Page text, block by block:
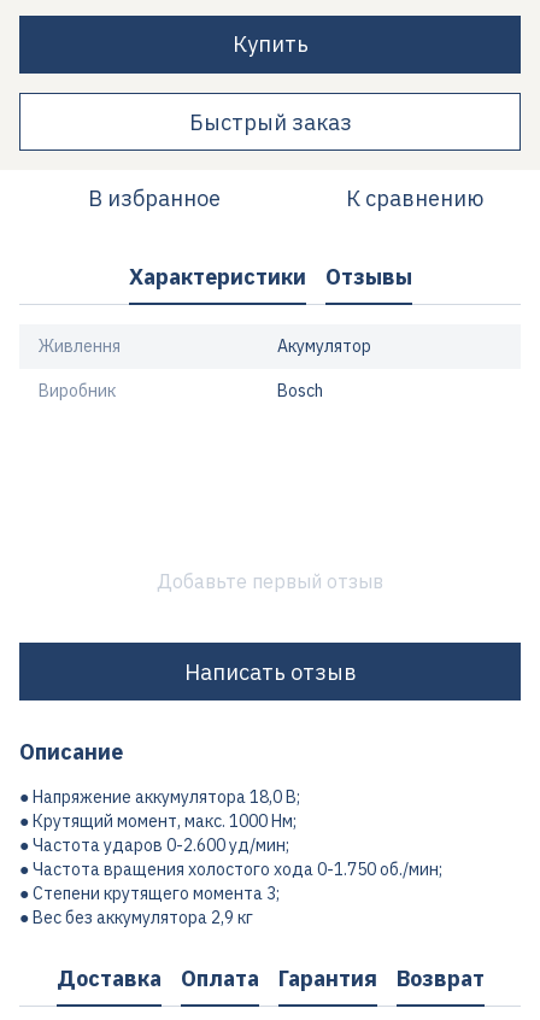
Купить
Быстрый заказ
В избранное К сравнению
Характеристики Отзывы
Живлення Акумулятор
Виробник Bosch
Добавьте первый отзыв
Написать отзыв
Описание
● Напряжение аккумулятора 18,0 В;
● Крутящий момент, макс. 1000 Нм;
● Частота ударов 0-2.600 уд/мин;
● Частота вращения холостого хода 0-1.750 об./мин;
● Степени крутящего момента 3;
● Вес без аккумулятора 2,9 кг
Доставка Оплата Гарантия Возврат